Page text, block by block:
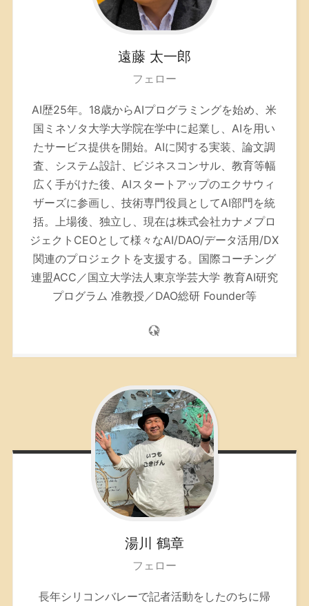
遠藤 太一郎
フェロー
AI歴25年。 18歳からAIプログラミングを始め、米
国ミネソタ大学大学院在学中に起業し、AIを用い
たサービス提供を開始。AIに関する実装、論文調
査、システム設計、ビジネスコンサル、教育等幅
広く手がけた後、AIスタートアップのエクサウィ
ザーズに参画し、技術専門役員としてAI部門を統
括。上場後、独立し、現在は株式会社カナメプロ
ジェクトCEOとして様々なAI/DAO/データ活用/DX
関連のプロジェクトを支援する。 国際コーチング
連盟ACC／国立大学法人東京学芸大学 教育AI研究
プログラム 准教授／DAO総研 Founder等
湯川 鶴章
フェロー
長年シリコンバレーで記者活動をしたのちに帰